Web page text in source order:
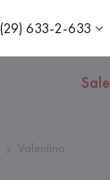
633-2-633
Sale
Valentino